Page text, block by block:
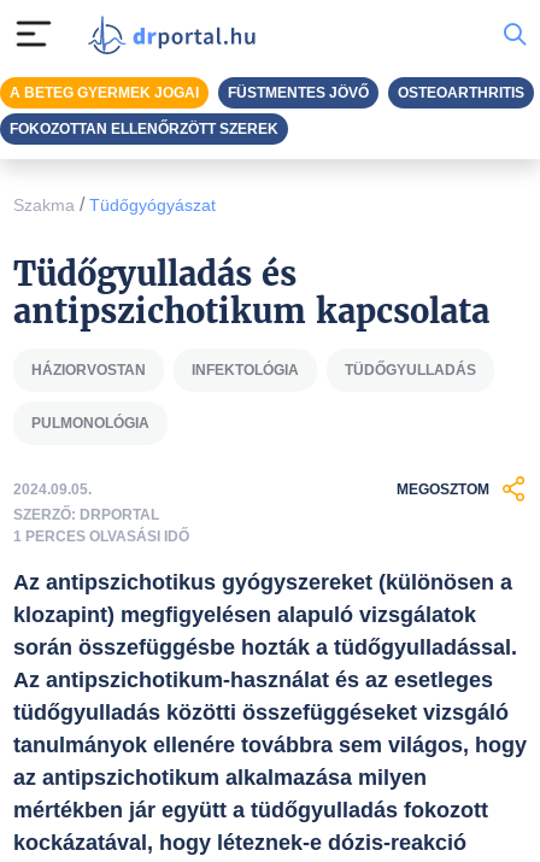
Szakma / Tüdőgyógyászat
Tüdőgyulladás és
antipszichotikum kapcsolata
HÁZIORVOSTAN INFEKTOLÓGIA TÜDŐGYULLADÁS
PULMONOLÓGIA
2024.09.05.
SZERZŐ: DRPORTAL
1 PERCES OLVASÁSI IDŐ
MEGOSZTOM
Az antipszichotikus gyógyszereket (különösen a
klozapint) megfigyelésen alapuló vizsgálatok
során összefüggésbe hozták a tüdőgyulladással.
Az antipszichotikum-használat és az esetleges
tüdőgyulladás közötti összefüggéseket vizsgáló
tanulmányok ellenére továbbra sem világos, hogy
az antipszichotikum alkalmazása milyen
mértékben jár együtt a tüdőgyulladás fokozott
kockázatával, hogy léteznek-e dózis-reakció
A BETEG GYERMEK JOGAI FÜSTMENTES JÖVŐ OSTEOARTHRITIS
FOKOZOTTAN ELLENŐRZÖTT SZEREK